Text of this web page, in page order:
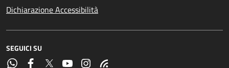
Dichiarazione Accessibilità
SEGUICI SU